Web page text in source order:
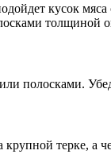
кусок
толщиной
полосками.
терке, а